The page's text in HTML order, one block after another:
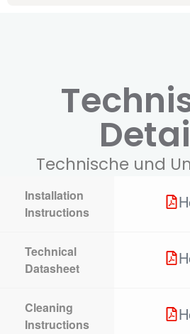
Technische und
Installation
Instructions
Technical
Datasheet
Cleaning
Instructions